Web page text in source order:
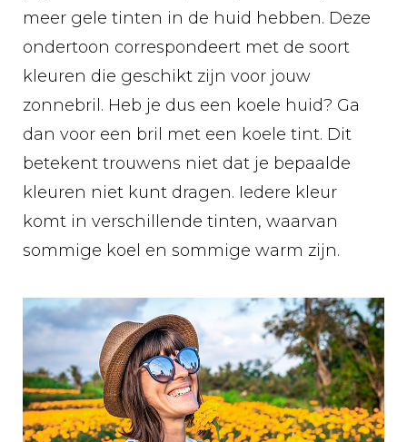
meer gele tinten in de huid hebben. Deze
ondertoon correspondeert met de soort
kleuren die geschikt zijn voor jouw
zonnebril. Heb je dus een koele huid? Ga
dan voor een bril met een koele tint. Dit
betekent trouwens niet dat je bepaalde
kleuren niet kunt dragen. Iedere kleur
komt in verschillende tinten, waarvan
sommige koel en sommige warm zijn.